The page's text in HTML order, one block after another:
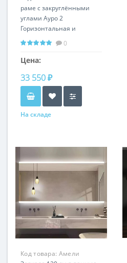
раме с закруглёнными
углами Ауро 2
Горизонтальная и
вертикальная установка
Любой цвет рамы
0
Цена:
33 550 ₽
На складе
Код товара: Амели